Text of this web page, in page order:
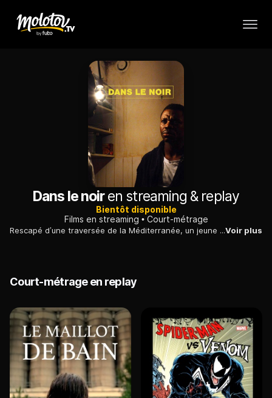
Dans le noiren streaming & replay
Bientôt disponible
Films en streaming
Court-métrage
Rescapé d’une traversée de la Méditerranée, un jeune migrant guinéen trouve refuge à Paris chez un dandy sénégalais qui vit de la location de ses papiers d’identité.Voir plus
Court-métrage en replay